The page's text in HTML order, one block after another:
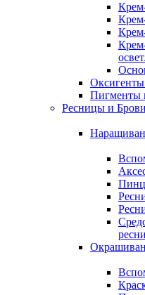
Оксигенты
Пигменты
Ресницы и Брови